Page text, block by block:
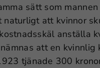
sätt som
att kvinnor
anställa
att en kvinnlig
tjänade 300